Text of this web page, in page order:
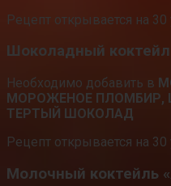
Рецепт открывается на
Шоколадный
Необходимо добавить в
МОРОЖЕНОЕ ПЛОМБИР,
ТЕРТЫЙ ШОКОЛАД
Рецепт открывается на
Молочный коктейль